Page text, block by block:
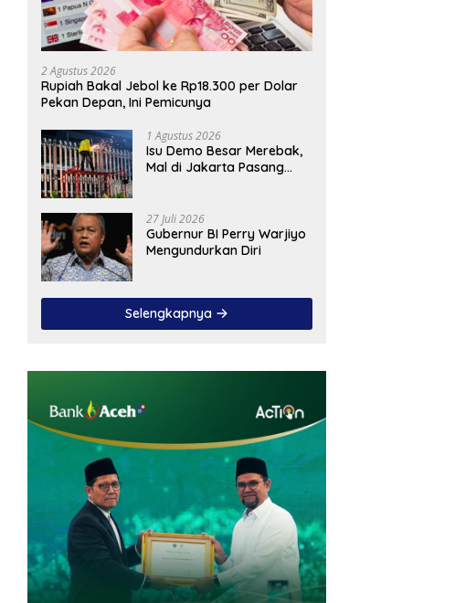
2 Agustus 2026
Rupiah Bakal Jebol ke Rp18.300 per Dolar
Pekan Depan, Ini Pemicunya
1 Agustus 2026
Isu Demo Besar Merebak,
Mal di Jakarta Pasang
27 Juli 2026
Gubernur BI Perry Warjiyo
Mengundurkan Diri
Selengkapnya